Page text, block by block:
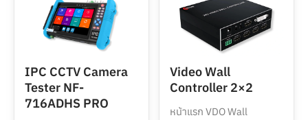
IPC CCTV Camera
Tester NF-
716ADHS PRO
Video Wall
Controller 2×2
หน้าแรก VDO Wall